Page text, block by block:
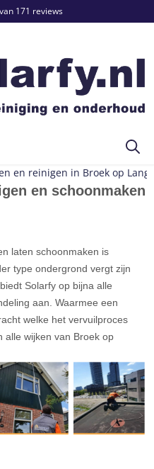
gesloten.
van 171 reviews
en reinigen in Broek op
en schoonmaken
laten schoonmaken is
type ondergrond vergt zijn
Solarfy op bijna alle
aan. Waarmee een
welke het vervuilproces
alle wijken van Broek op